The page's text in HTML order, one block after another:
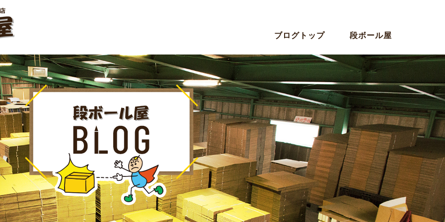
ブログトップ 段ボール屋